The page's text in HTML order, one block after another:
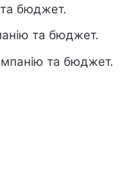
та бюджет.
та бюджет.
та бюджет.